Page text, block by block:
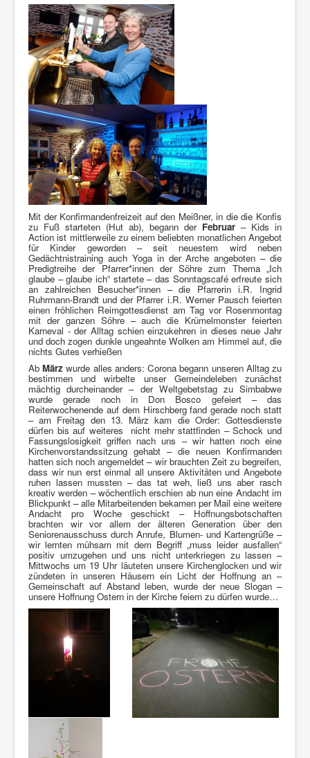
Mit der Konfirmandenfreizeit auf den Meißner, in die die Konfis
zu Fuß starteten (Hut ab), begann der Februar – Kids in
Action ist mittlerweile zu einem beliebten monatlichen Angebot
für Kinder geworden – seit neuestem wird neben
Gedächtnistraining auch Yoga in der Arche angeboten – die
Predigtreihe der Pfarrer*innen der Söhre zum Thema „Ich
glaube – glaube ich“ startete – das Sonntagscafé erfreute sich
an zahlreichen Besucher*innen – die Pfarrerin i.R. Ingrid
Ruhrmann-Brandt und der Pfarrer i.R. Werner Pausch feierten
einen fröhlichen Reimgottesdienst am Tag vor Rosenmontag
mit der ganzen Söhre – auch die Krümelmonster feierten
Karneval - der Alltag schien einzukehren in dieses neue Jahr
und doch zogen dunkle ungeahnte Wolken am Himmel auf, die
nichts Gutes verhießen
AbMärz wurde alles anders: Corona begann unseren Alltag zu
bestimmen und wirbelte unser Gemeindeleben zunächst
mächtig durcheinander – der Weltgebetstag zu Simbabwe
wurde gerade noch in Don Bosco gefeiert – das
Reiterwochenende auf dem Hirschberg fand gerade noch statt
– am Freitag den 13. März kam die Order: Gottesdienste
dürfen bis auf weiteres nicht mehr stattfinden – Schock und
Fassungslosigkeit griffen nach uns – wir hatten noch eine
Kirchenvorstandssitzung gehabt – die neuen Konfirmanden
hatten sich noch angemeldet – wir brauchten Zeit zu begreifen,
dass wir nun erst einmal all unsere Aktivitäten und Angebote
ruhen lassen mussten – das tat weh, ließ uns aber rasch
kreativ werden – wöchentlich erschien ab nun eine Andacht im
Blickpunkt – alle Mitarbeitenden bekamen per Mail eine weitere
Andacht pro Woche geschickt – Hoffnungsbotschaften
brachten wir vor allem der älteren Generation über den
Seniorenausschuss durch Anrufe, Blumen- und Kartengrüße –
wir lernten mühsam mit dem Begriff „muss leider ausfallen“
positiv umzugehen und uns nicht unterkriegen zu lassen –
Mittwochs um 19 Uhr läuteten unsere Kirchenglocken und wir
zündeten in unseren Häusern ein Licht der Hoffnung an –
Gemeinschaft auf Abstand leben, wurde der neue Slogan –
unsere Hoffnung Ostern in der Kirche feiern zu dürfen wurde…